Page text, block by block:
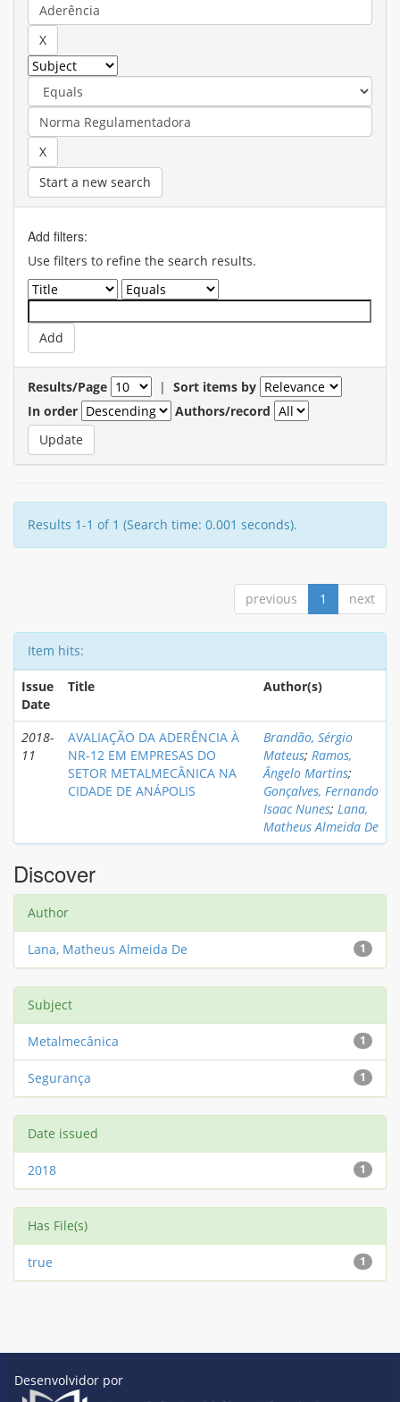
Start a new search
Add filters:
Use filters to refine the search results.
Results/Page | Sort items by
In order
Authors/record
Results 1-1 of 1 (Search time: 0.001 seconds).
previous 1 next
Item hits:
Issue
Date
Title Author(s)
2018-
11
AVALIAÇÃO DA ADERÊNCIA À
NR-12 EM EMPRESAS DO
SETOR METALMECÂNICA NA
CIDADE DE ANÁPOLIS
Brandão, Sérgio
Mateus; Ramos,
Ângelo Martins;
Gonçalves, Fernando
Isaac Nunes; Lana,
Matheus Almeida De
Discover
Author
1
Lana, Matheus Almeida De
Subject
1
Metalmecânica
1
Segurança
Date issued
1
2018
Has File(s)
1
true
Desenvolvidor por